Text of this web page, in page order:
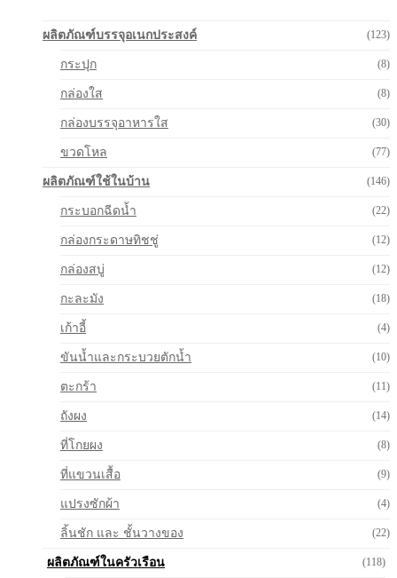
ผลิตภัณฑ์บรรจุอเนกประสงค์ (123)
กระปุก (8)
กล่องใส (8)
กล่องบรรจุอาหารใส (30)
ขวดโหล (77)
ผลิตภัณฑ์ใช้ในบ้าน (146)
กระบอกฉีดน้ำ (22)
กล่องกระดาษทิชชู่ (12)
กล่องสบู่ (12)
กะละมัง (18)
เก้าอี้ (4)
ขันน้ำและกระบวยตักน้ำ (10)
ตะกร้า (11)
ถังผง (14)
ที่โกยผง (8)
ที่แขวนเสื้อ (9)
แปรงซักผ้า (4)
ลิ้นชัก และ ชั้นวางของ (22)
ผลิตภัณฑ์ในครัวเรือน (118)